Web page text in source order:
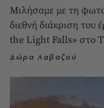
Μιλήσαμε με τη
διεθνή διάκριση
the Light Falls» στο
Δώρα Λαβαζού